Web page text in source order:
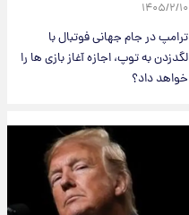
۱۴۰۵/۲/۱۰
ترامپ در جام جهانی فوتبال با
لگدزدن به توپ، اجازه آغاز بازی ها را
خواهد داد؟